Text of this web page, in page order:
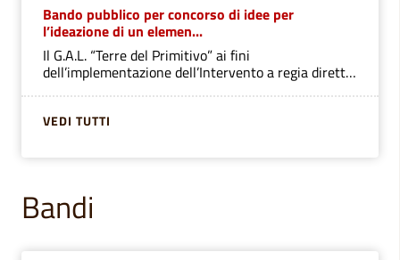
Bando pubblico per concorso di idee per
l’ideazione di un elemen...
Il G.A.L. “Terre del Primitivo” ai fini
dell’implementazione dell’Intervento a regia diretta
VEDI TUTTI
Bandi